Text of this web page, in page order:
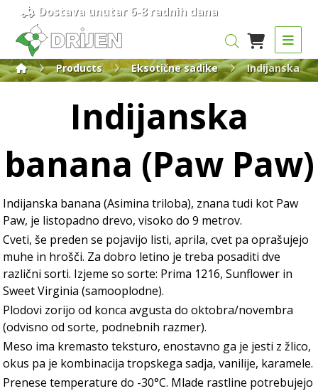
Dostava unutar 6-8 radnih dana
Products Eksotične sadike Indijanska
Indijanska
banana (Paw Paw)
Indijanska banana (Asimina triloba), znana tudi kot Paw
Paw, je listopadno drevo, visoko do 9 metrov.
Cveti, še preden se pojavijo listi, aprila, cvet pa oprašujejo
muhe in hrošči. Za dobro letino je treba posaditi dve
različni sorti. Izjeme so sorte: Prima 1216, Sunflower in
Sweet Virginia (samooplodne).
Plodovi zorijo od konca avgusta do oktobra/novembra
(odvisno od sorte, podnebnih razmer).
Meso ima kremasto teksturo, enostavno ga je jesti z žlico,
okus pa je kombinacija tropskega sadja, vanilije, karamele.
Prenese temperature do -30°C. Mlade rastline potrebujejo